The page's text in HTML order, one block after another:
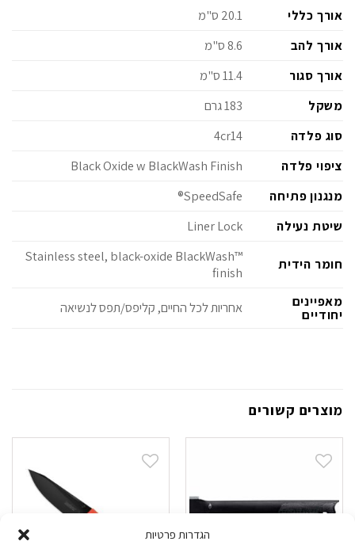
הגדרות פרטיות
אורך כללי
20.1 ס"מ
אורך להב
8.6 ס"מ
אורך סגור
11.4 ס"מ
משקל
183 גרם
סוג פלדה
4cr14
ציפוי פלדה
Black Oxide w BlackWash Finish
מנגנון פתיחה
SpeedSafe®
שיטת נעילה
Liner Lock
חומר הידית
Stainless steel, black-oxide BlackWash™
finish
מאפיינים
יחודיים אחריות לכל החיים, קליפס/תפס לנשיאה
מוצרים קשורים